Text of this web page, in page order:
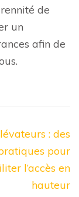
de
un
afin de
: des
pour
l’accès en
hauteur